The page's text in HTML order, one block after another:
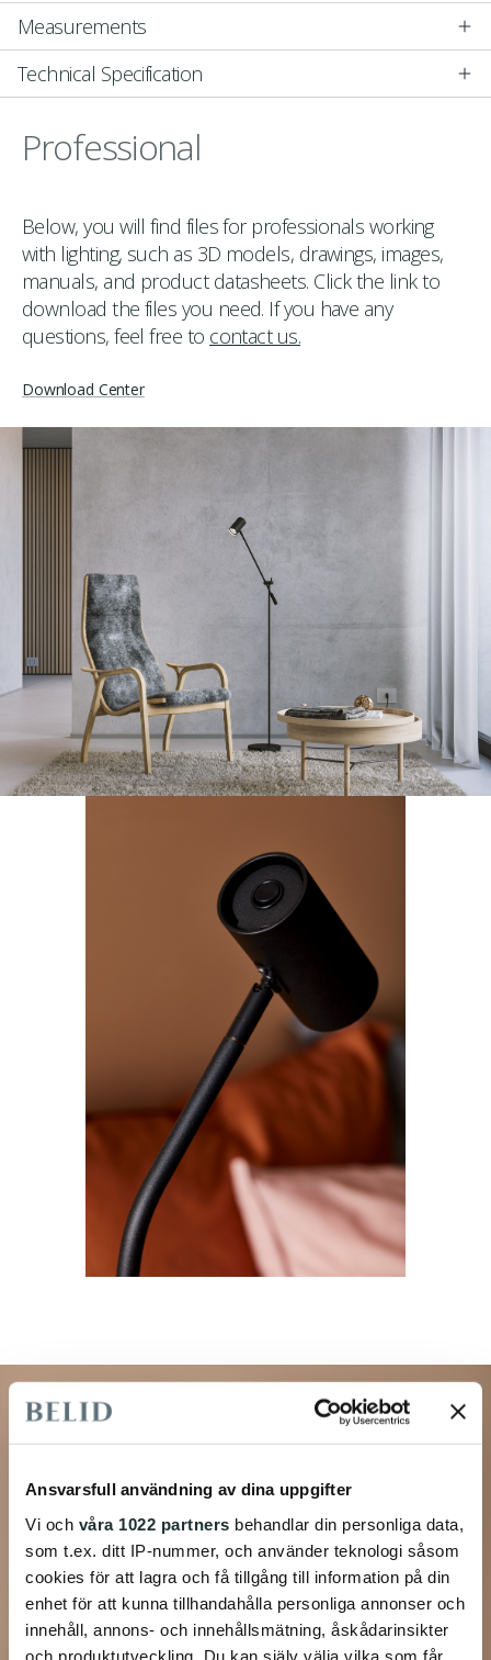
Ansvarsfull användning av dina uppgifter
Vi och våra 1022 partners behandlar din personliga data,
som t.ex. ditt IP-nummer, och använder teknologi såsom
cookies för att lagra och få tillgång till information på din
enhet för att kunna tillhandahålla personliga annonser och
innehåll, annons- och innehållsmätning, åskådarinsikter
och produktutveckling. Du kan själv välja vilka som får
Measurements
Technical Specification
Professional
Below, you will find files for professionals working
with lighting, such as 3D models, drawings, images,
manuals, and product datasheets. Click the link to
download the files you need. If you have any
questions, feel free to contact us.
Download Center